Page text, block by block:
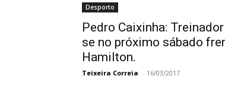
Desporto
Pedro Caixinha:
se no próximo sábado
Hamilton.
Teixeira Correia - 16/03/2017